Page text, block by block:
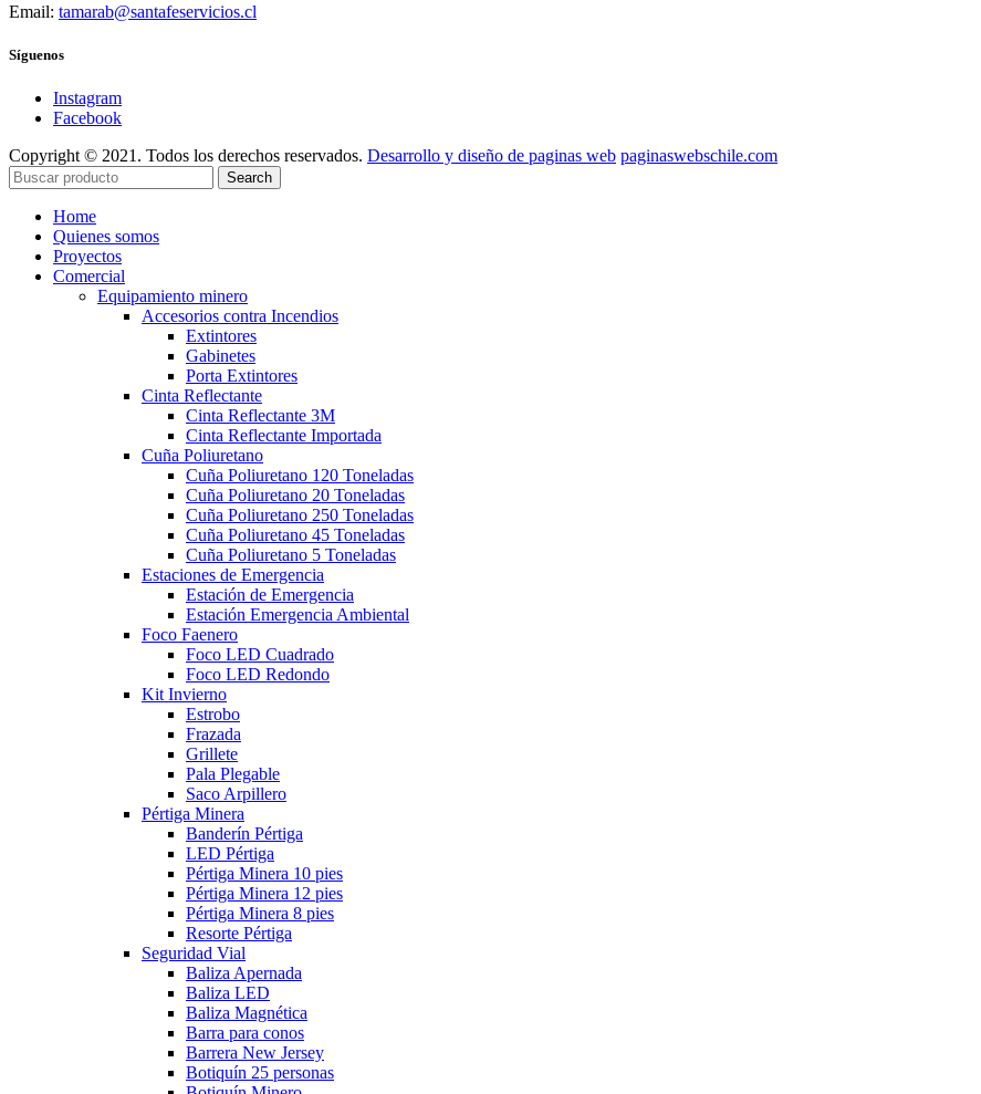
Email: tamarab@santafeservicios.cl
Síguenos
Instagram
Facebook
Copyright © 2021. Todos los derechos reservados. Desarrollo y diseño de paginas web paginaswebschile.com
Search
Home
Quienes somos
Proyectos
Comercial
Equipamiento minero
Accesorios contra Incendios
Extintores
Gabinetes
Porta Extintores
Cinta Reflectante
Cinta Reflectante 3M
Cinta Reflectante Importada
Cuña Poliuretano
Cuña Poliuretano 120 Toneladas
Cuña Poliuretano 20 Toneladas
Cuña Poliuretano 250 Toneladas
Cuña Poliuretano 45 Toneladas
Cuña Poliuretano 5 Toneladas
Estaciones de Emergencia
Estación de Emergencia
Estación Emergencia Ambiental
Foco Faenero
Foco LED Cuadrado
Foco LED Redondo
Kit Invierno
Estrobo
Frazada
Grillete
Pala Plegable
Saco Arpillero
Pértiga Minera
Banderín Pértiga
LED Pértiga
Pértiga Minera 10 pies
Pértiga Minera 12 pies
Pértiga Minera 8 pies
Resorte Pértiga
Seguridad Vial
Baliza Apernada
Baliza LED
Baliza Magnética
Barra para conos
Barrera New Jersey
Botiquín 25 personas